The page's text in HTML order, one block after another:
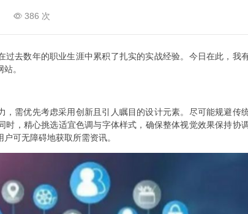
386 次
过去数年的职业生涯中累积了扎实的实战经验。今日在此，我
。
，需优先考虑采用创新且引人瞩目的设计元素。尽可能规避传
时，精心挑选适宜色调与字体样式，确保整体视觉效果保持协
可无障碍地获取所需资讯。